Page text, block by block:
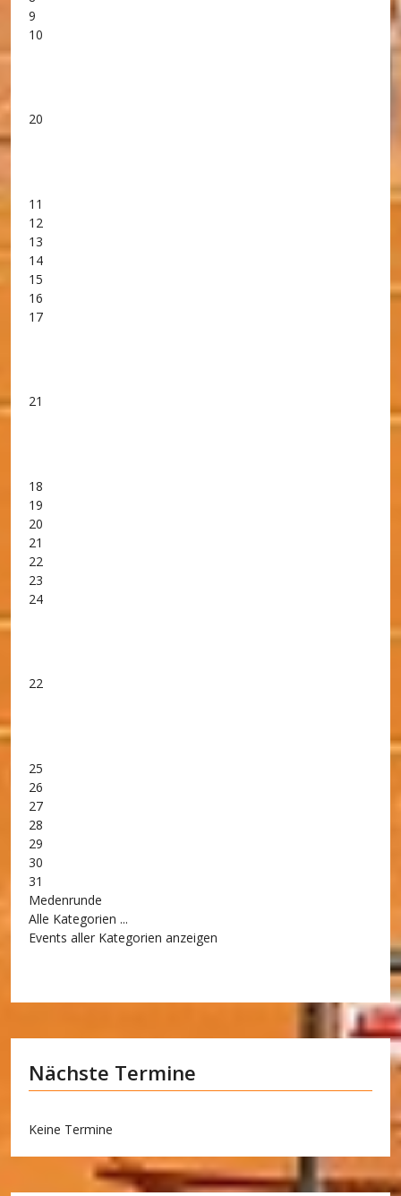
9
10
20
11
12
13
14
15
16
17
21
18
19
20
21
22
23
24
22
25
26
27
28
29
30
31
Medenrunde
Alle Kategorien ...
Events aller Kategorien anzeigen
Nächste Termine
Keine Termine